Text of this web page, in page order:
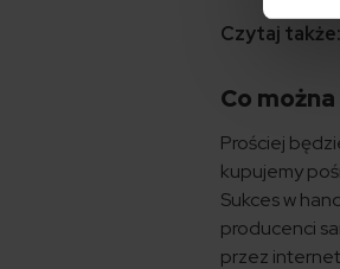
Czytaj także:
Co
Prościej
kupujemy
Sukces w
producenci
przez